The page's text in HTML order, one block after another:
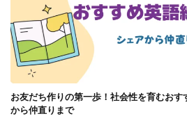
お友だち作りの第一歩！社会性を育むお
から仲直りまで